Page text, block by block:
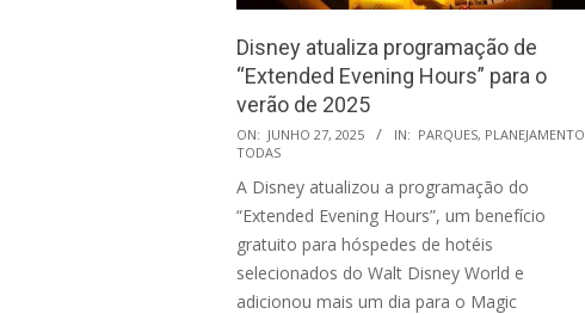
Disney atualiza programação de
“Extended Evening Hours” para o
verão de 2025
2025-
06-
27
ON: JUNHO 27, 2025 IN: PARQUES, PLANEJAMENTO
TODAS
A Disney atualizou a programação do
“Extended Evening Hours”, um benefício
gratuito para hóspedes de hotéis
selecionados do Walt Disney World e
adicionou mais um dia para o Magic